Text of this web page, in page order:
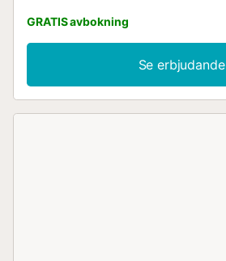
GRATIS avbokning
Se erbjudande